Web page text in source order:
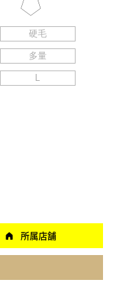
硬毛
多量
L
所属店舗